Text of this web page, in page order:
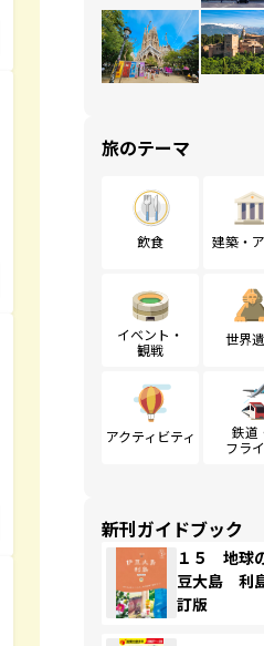
旅のテーマ
飲食 建築・
イベント・
観戦
世界
アクティビティ
鉄道
フラ
新刊ガイドブック
１５ 地球
豆大島 利
訂版